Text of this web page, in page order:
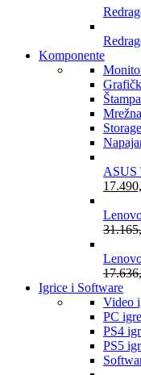
Komponente
Storage
ASUS
Igrice i Software
Video
PC igre
PS4
PS5